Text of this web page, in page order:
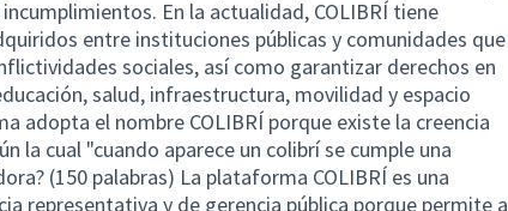
En la actualidad, COLIBRÍ tiene
entre instituciones públicas y comunidades que
sociales, así como garantizar derechos en
salud, infraestructura, movilidad y espacio
adopta el nombre COLIBRÍ porque existe la creencia
la cual "cuando aparece un colibrí se cumple una
(150 palabras) La plataforma COLIBRÍ es una
representativa y de gerencia pública porque permite a